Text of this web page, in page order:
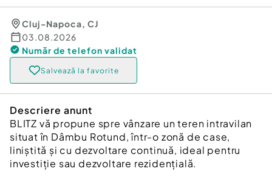
Cluj-Napoca, CJ
03.08.2026
Număr de telefon validat
Salvează la favorite
Descriere anunt
BLITZ vă propune spre vânzare un teren intravilan
situat în Dâmbu Rotund, într-o zonă de case,
liniștită și cu dezvoltare continuă, ideal pentru
investiție sau dezvoltare rezidențială.